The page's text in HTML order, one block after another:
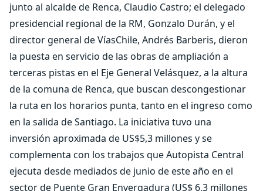
junto al alcalde de Renca, Claudio Castro; el delegado
presidencial regional de la RM, Gonzalo Durán, y el
director general de VíasChile, Andrés Barberis, dieron
la puesta en servicio de las obras de ampliación a
terceras pistas en el Eje General Velásquez, a la altura
de la comuna de Renca, que buscan descongestionar
la ruta en los horarios punta, tanto en el ingreso como
en la salida de Santiago. La iniciativa tuvo una
inversión aproximada de US$5,3 millones y se
complementa con los trabajos que Autopista Central
ejecuta desde mediados de junio de este año en el
sector de Puente Gran Envergadura (US$ 6,3 millones